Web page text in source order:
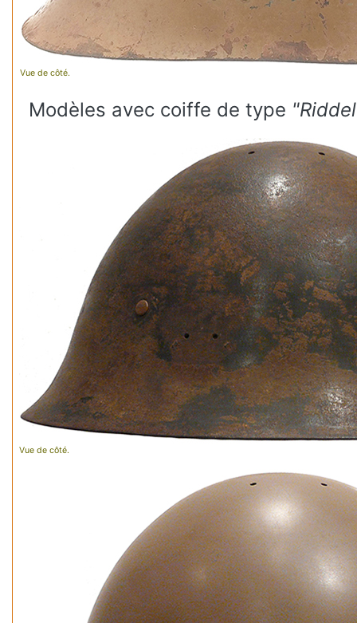
Vue de côté.
Modèles avec coiffe de type
Vue de côté.